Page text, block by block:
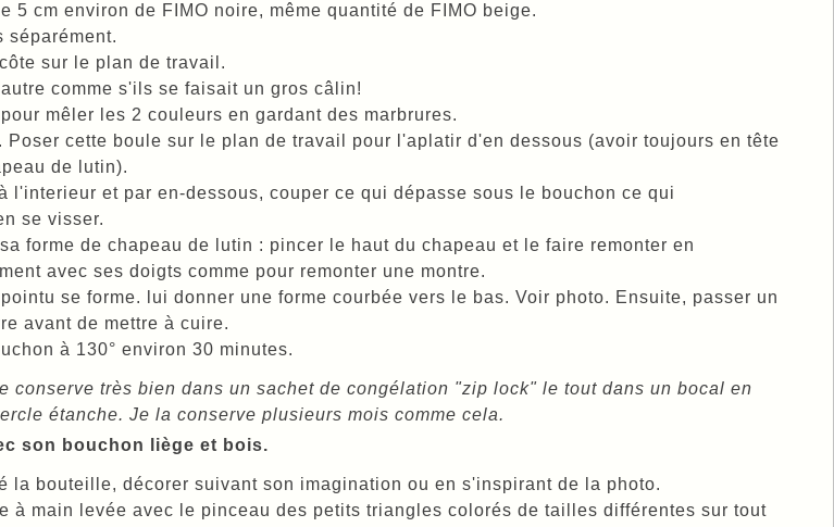
5 cm environ de FIMO noire, même quantité de FIMO beige.
séparément.
sur le plan de travail.
comme s'ils se faisait un gros câlin!
mêler les 2 couleurs en gardant des marbrures.
Poser cette boule sur le plan de travail pour l'aplatir d'en dessous (avoir toujours en tête
de lutin).
l'interieur et par en-dessous, couper ce qui dépasse sous le bouchon ce qui
se visser.
forme de chapeau de lutin : pincer le haut du chapeau et le faire remonter en
avec ses doigts comme pour remonter une montre.
se forme. lui donner une forme courbée vers le bas. Voir photo. Ensuite, passer un
avant de mettre à cuire.
à 130° environ 30 minutes.
conserve très bien dans un sachet de congélation "zip lock" le tout dans un bocal en
étanche. Je la conserve plusieurs mois comme cela.
son bouchon liège et bois.
la bouteille, décorer suivant son imagination ou en s'inspirant de la photo.
à main levée avec le pinceau des petits triangles colorés de tailles différentes sur tout